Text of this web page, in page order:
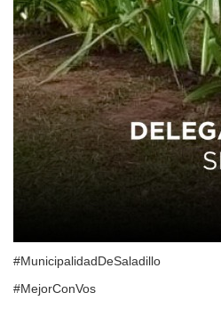
#MunicipalidadDeSaladillo
#MejorConVos